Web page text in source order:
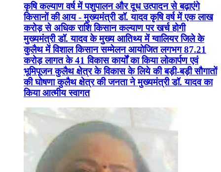
कृषि कल्याण वर्ष में पशुपालन और दूध उत्पादन से बढ़ाएंगे
किसानों की आय - मुख्यमंत्री डॉ. यादव कृषि वर्ष में एक लाख
करोड़ से अधिक राशि किसान कल्याण पर खर्च होगी
मुख्यमंत्री डॉ. यादव के मुख्य आतिथ्य में ग्वालियर जिले के
कुलैथ में विशाल किसान सम्मेलन आयोजित लगभग 87.21
करोड़ लागत के 41 विकास कार्यों का किया लोकार्पण एवं
भूमिपूजन कुलैथ क्षेत्र के विकास के लिये की बड़ी-बड़ी सौगातों
की घोषणा कुलैथ क्षेत्र की जनता ने मुख्यमंत्री डॉ. यादव का
किया आत्मीय स्वागत